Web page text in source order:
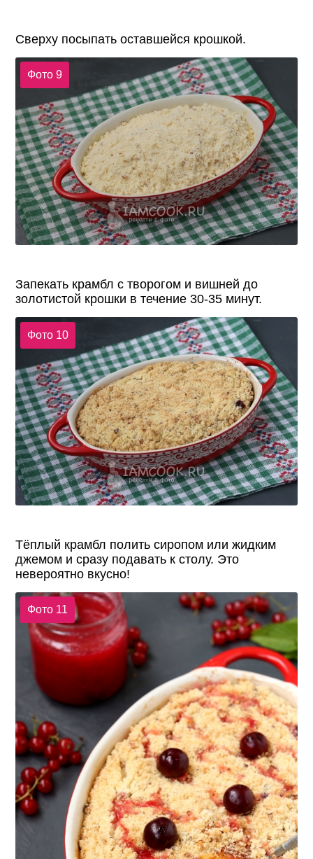
Сверху посыпать оставшейся крошкой.
Фото 9
Запекать крамбл с творогом и вишней до
золотистой крошки в течение 30-35 минут.
Фото 10
Тёплый крамбл полить сиропом или жидким
джемом и сразу подавать к столу. Это
невероятно вкусно!
Фото 11